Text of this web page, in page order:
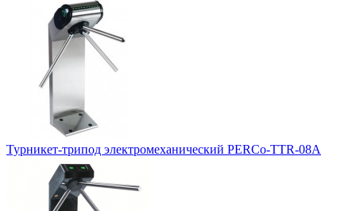
Турникет-трипод электромеханический PERCo-TTR-08A